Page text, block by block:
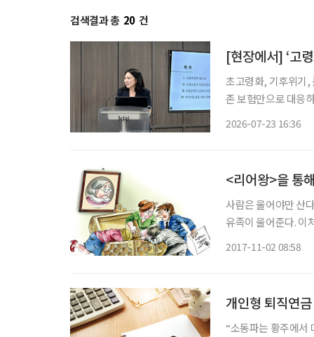
검색결과 총 20 건
[현장에서] ‘고
초고령화, 기후위기,
존 보험만으로 대응
2026-07-23 16:36
<리어왕>을 통
사람은 울어야만 산
유족이 울어준다. 이
2017-11-02 08:58
개인형 퇴직연
“소동파는 황주에서